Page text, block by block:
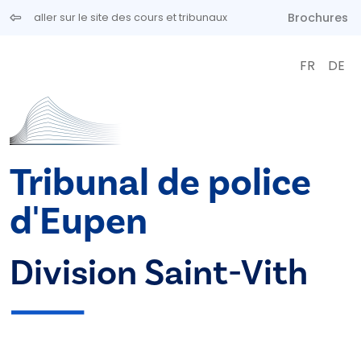
Aller au contenu principal
aller sur le site des cours et tribunaux Brochures
FR DE
Tribunal de police
d'Eupen
Division Saint-Vith